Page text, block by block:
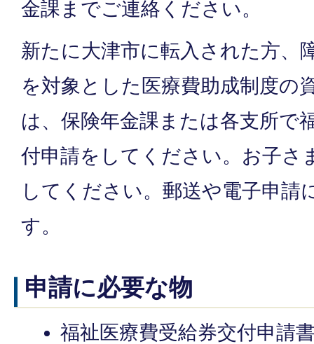
金課までご連絡ください。
新たに大津市に転入された方、
を対象とした医療費助成制度の
は、保険年金課または各支所で
付申請をしてください。お子さ
してください。郵送や電子申請
す。
申請に必要な物
福祉医療費受給券交付申請